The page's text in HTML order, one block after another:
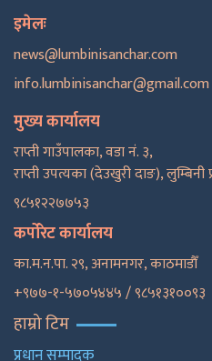
इमेलः
news@lumbinisanchar.com
info.lumbinisanchar@gmail.com
मुख्य कार्यालय
राप्ती गाउँपालका, वडा नं. ३,
राप्ती उपत्यका (देउखुरी दाङ), लुम्बिनी
९८५१२२७७५३
कर्पोरेट कार्यालय
का.म.न.पा. २९, अनामनगर, काठमाडाैँ
+९७७-१-५७०५४४५ / ९८५१३१००९३
हाम्रो टिम
प्रधान सम्पादक